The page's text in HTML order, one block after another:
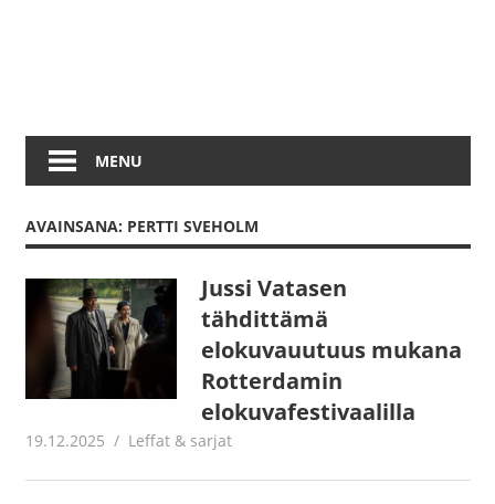
MENU
AVAINSANA: PERTTI SVEHOLM
Jussi Vatasen
tähdittämä
elokuvauutuus mukana
Rotterdamin
elokuvafestivaalilla
19.12.2025 Juha Kaunisto
Leffat & sarjat